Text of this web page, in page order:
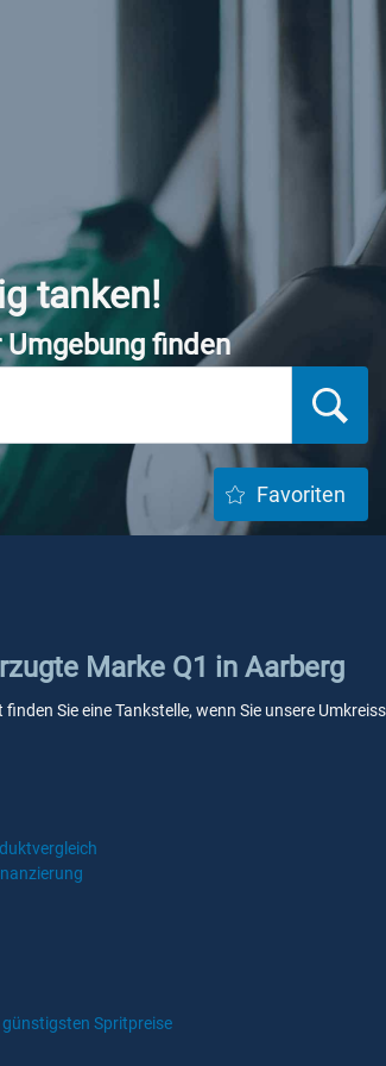
tanken!
finden
Favoriten
Marke Q1 in Aarberg
Sie eine Tankstelle, wenn Sie unsere
günstigsten Spritpreise